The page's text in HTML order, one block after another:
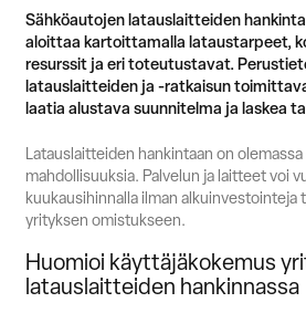
Sähköautojen latauslaitteiden
aloittaa kartoittamalla lataustarpeet,
resurssit ja eri toteutustavat.
latauslaitteiden ja -ratkaisun
laatia alustava suunnitelma ja laskea
Latauslaitteiden hankintaan on olemassa
mahdollisuuksia. Palvelun ja laitteet voi
kuukausihinnalla ilman alkuinvestointeja
yrityksen omistukseen.
Huomioi käyttäjäkokemus
latauslaitteiden hankinnassa